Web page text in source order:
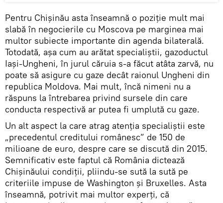
Pentru Chişinău asta înseamnă o poziţie mult mai
slabă în negocierile cu Moscova pe marginea mai
multor subiecte importante din agenda bilaterală.
Totodată, aşa cum au arătat specialiştii, gazoductul
Iaşi-Ungheni, în jurul căruia s-a făcut atâta zarvă, nu
poate să asigure cu gaze decât raionul Ungheni din
republica Moldova. Mai mult, încă nimeni nu a
răspuns la întrebarea privind sursele din care
conducta respectivă ar putea fi umplută cu gaze.
Un alt aspect la care atrag atenţia specialiştii este
„precedentul creditului românesc” de 150 de
milioane de euro, despre care se discută din 2015.
Semnificativ este faptul că România dictează
Chişinăului condiţii, pliindu-se sută la sută pe
criteriile impuse de Washington şi Bruxelles. Asta
înseamnă, potrivit mai multor experţi, că